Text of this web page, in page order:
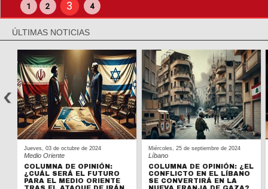
1 2 3 4
ÚLTIMAS NOTICIAS
Jueves, 03 de octubre de 2024
Medio Oriente
COLUMNA DE OPINIÓN:
¿CUÁL SERÁ EL FUTURO
PARA EL MEDIO ORIENTE
Miércoles, 25 de septiembre de 2024
Líbano
COLUMNA DE OPINIÓN: ¿EL
CONFLICTO EN EL LÍBANO
SE CONVERTIRÁ EN LA